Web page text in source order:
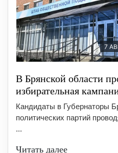
7
В Брянской области
избирательная
Кандидаты в Губернаторы
политических партий
...
Читать далее